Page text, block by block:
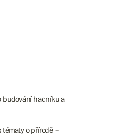
budování hadníku a
tématy o přírodě –